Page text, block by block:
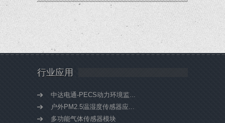
行业应用
中达电通-PECS动力环境监...
户外PM2.5温湿度传感器应...
多功能气体传感器模块